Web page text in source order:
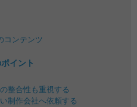
コンテンツ
イント
整合性も重視する
制作会社へ依頼する